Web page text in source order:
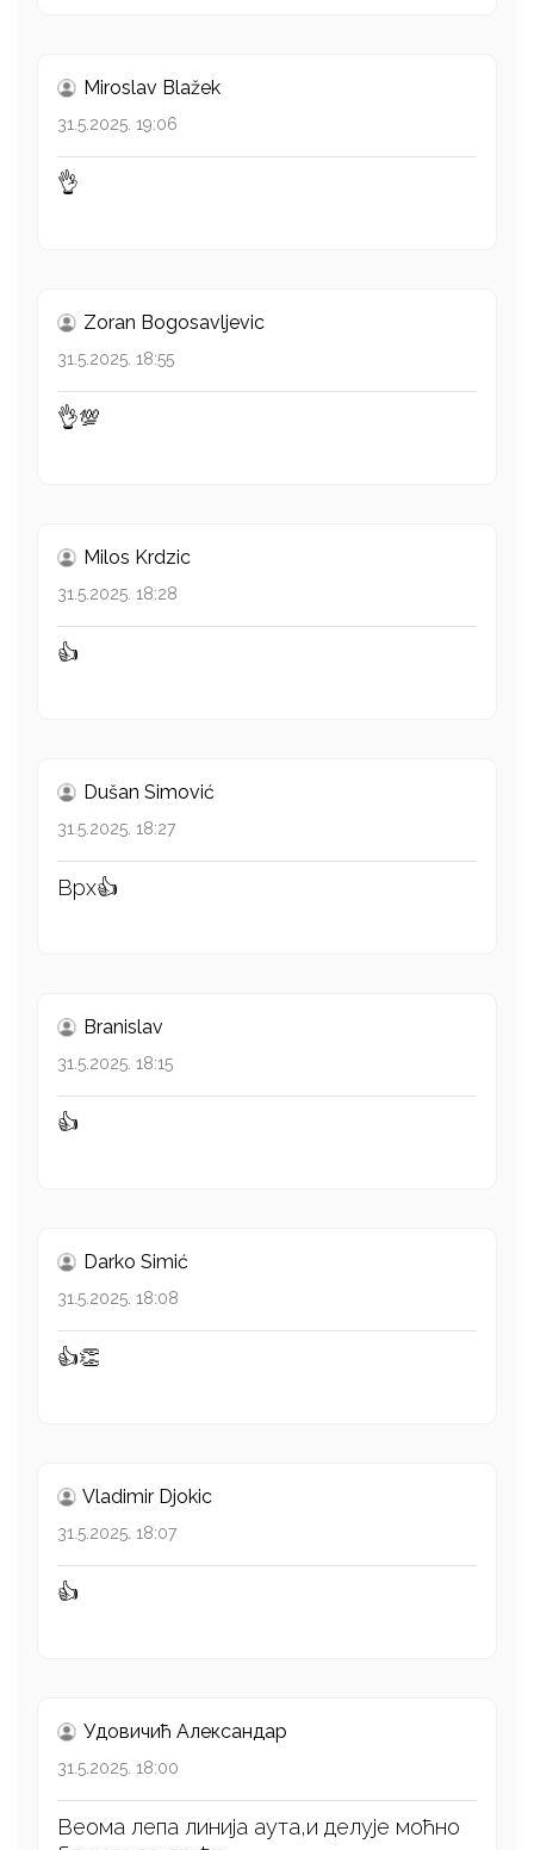
Miroslav Blažek
31.5.2025. 19:06
👌
Zoran Bogosavljevic
31.5.2025. 18:55
👌💯
Milos Krdzic
31.5.2025. 18:28
👍
Dušan Simović
31.5.2025. 18:27
Врх👍
Branislav
31.5.2025. 18:15
👍
Darko Simić
31.5.2025. 18:08
👍👏
Vladimir Djokic
31.5.2025. 18:07
👍
Удовичић Александар
31.5.2025. 18:00
Веома лепа линија аута,и делује моћно